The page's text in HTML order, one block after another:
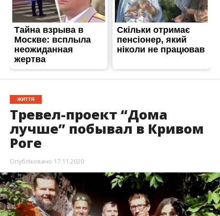
ЖИТТЯ
Тревел-проект “Дома
лучше” побывал в Кривом
Роге
Опубліковано 17.11.2020